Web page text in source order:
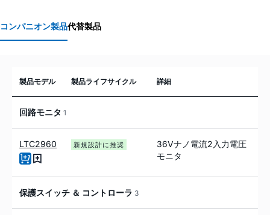
コンパニオン製品代替製品
製品モデル 製品ライフサイクル 詳細
回路モニタ 1
LTC2960 新規設計に推奨
36Vナノ電流2入力電圧
モニタ
保護スイッチ ＆ コントローラ 3